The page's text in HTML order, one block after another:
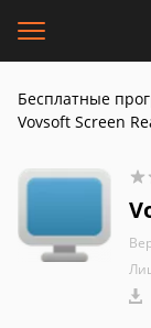
Бесплатные
Vovsoft Screen